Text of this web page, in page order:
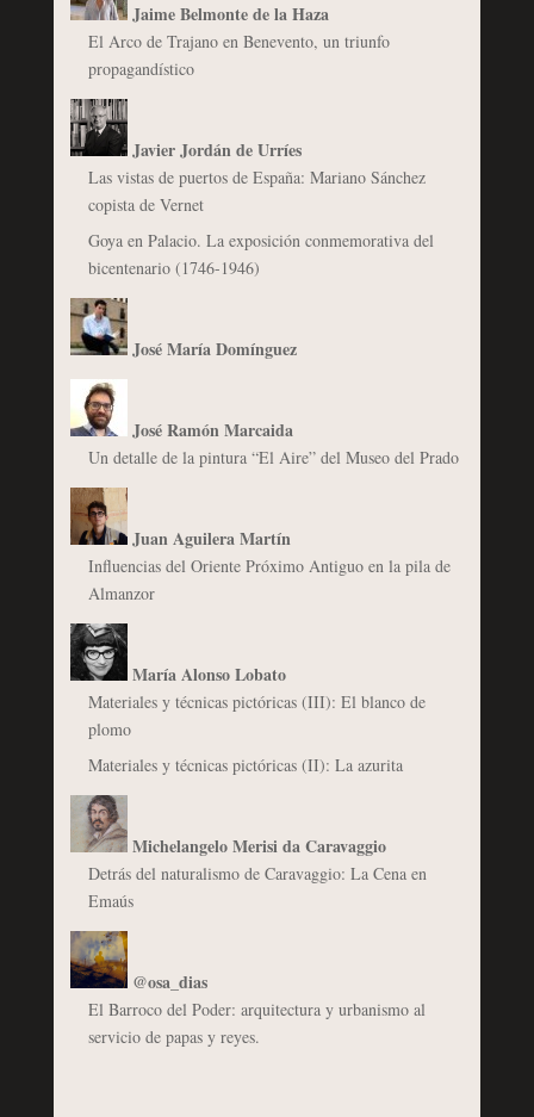
Jaime Belmonte de la Haza
El Arco de Trajano en Benevento, un triunfo
propagandístico
Javier Jordán de Urríes
Las vistas de puertos de España: Mariano Sánchez
copista de Vernet
Goya en Palacio. La exposición conmemorativa del
bicentenario (1746-1946)
José María Domínguez
José Ramón Marcaida
Un detalle de la pintura “El Aire” del Museo del Prado
Juan Aguilera Martín
Influencias del Oriente Próximo Antiguo en la pila de
Almanzor
María Alonso Lobato
Materiales y técnicas pictóricas (III): El blanco de
plomo
Materiales y técnicas pictóricas (II): La azurita
Michelangelo Merisi da Caravaggio
Detrás del naturalismo de Caravaggio: La Cena en
Emaús
@osa_dias
El Barroco del Poder: arquitectura y urbanismo al
servicio de papas y reyes.